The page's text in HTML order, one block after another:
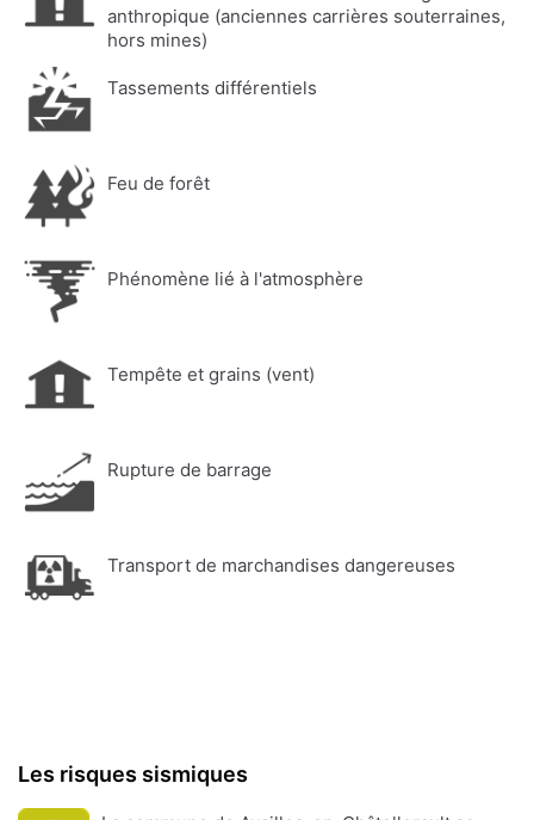
anthropique (anciennes carrières souterraines,
hors mines)
Tassements différentiels
Feu de forêt
Phénomène lié à l'atmosphère
Tempête et grains (vent)
Rupture de barrage
Transport de marchandises dangereuses
Les risques sismiques